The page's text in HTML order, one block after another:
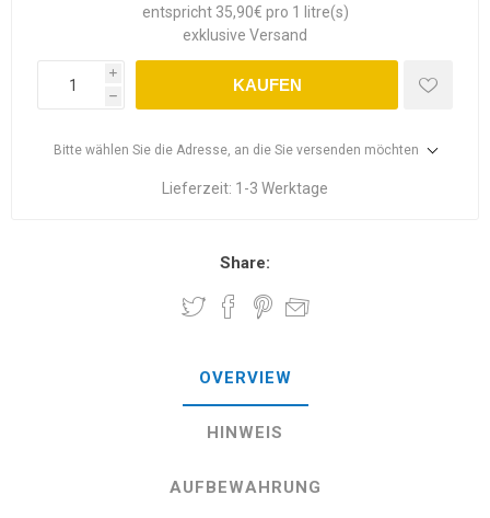
entspricht 35,90€ pro 1 litre(s)
exklusive Versand
i
h
KAUFEN
Bitte wählen Sie die Adresse, an die Sie versenden möchten
Lieferzeit: 1-3 Werktage
Share:
OVERVIEW
HINWEIS
AUFBEWAHRUNG